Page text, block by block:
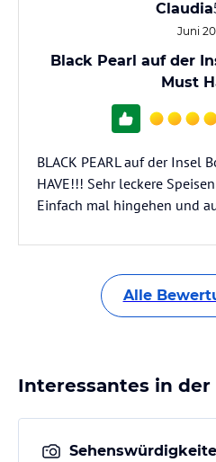
Claudia
Juni
Black Pearl auf der
Must
BLACK PEARL auf der Insel
HAVE!!! Sehr leckere
Einfach mal hingehen und
Alle
Interessantes in der